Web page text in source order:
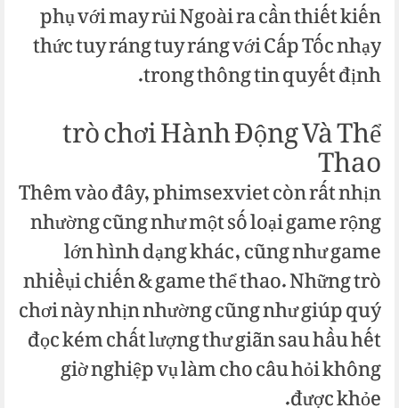
phụ với may rủi Ngoài ra cần thiết kiến
thức tuy ráng tuy ráng với Cấp Tốc nhạy
trong thông tin quyết định.
trò chơi Hành Động Và Thể
Thao
Thêm vào đây, phimsexviet còn rất nhịn
nhường cũng như một số loại game rộng
lớn hình dạng khác, cũng như game
nhiềụi chiến & game thể thao. Những trò
chơi này nhịn nhường cũng như giúp quý
đọc kém chất lượng thư giãn sau hầu hết
giờ nghiệp vụ làm cho câu hỏi không